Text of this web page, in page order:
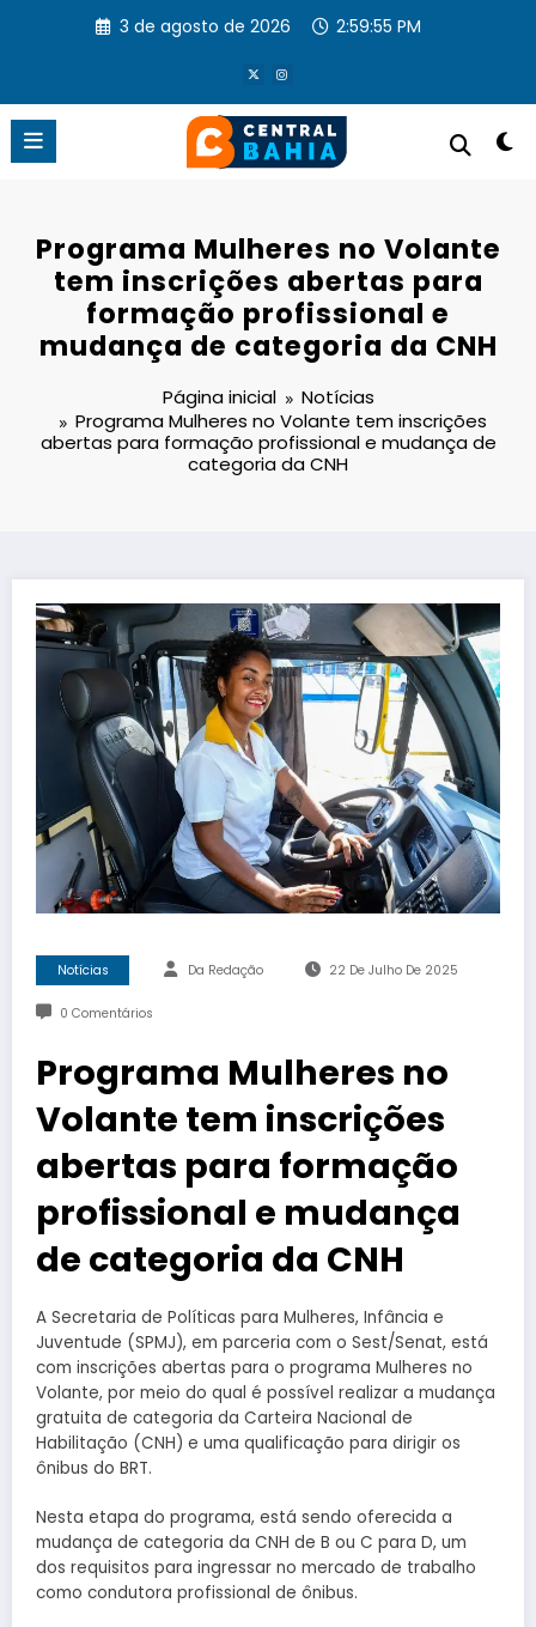
3 de agosto de 2026 2:59:56 PM
Programa Mulheres no Volante
tem inscrições abertas para
formação profissional e
mudança de categoria da CNH
Página inicial
Notícias
Programa Mulheres no Volante tem inscrições
abertas para formação profissional e mudança de
categoria da CNH
Notícias Da Redação 22 De Julho De 2025
0 Comentários
Programa Mulheres no
Volante tem inscrições
abertas para formação
profissional e mudança
de categoria da CNH
A Secretaria de Políticas para Mulheres, Infância e
Juventude (SPMJ), em parceria com o Sest/Senat, está
com inscrições abertas para o programa Mulheres no
Volante, por meio do qual é possível realizar a mudança
gratuita de categoria da Carteira Nacional de
Habilitação (CNH) e uma qualificação para dirigir os
ônibus do BRT.
Nesta etapa do programa, está sendo oferecida a
mudança de categoria da CNH de B ou C para D, um
dos requisitos para ingressar no mercado de trabalho
como condutora profissional de ônibus.